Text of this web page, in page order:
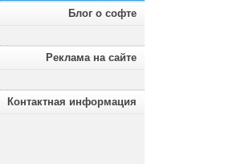
Блог о софте
Реклама на сайте
Контактная информация